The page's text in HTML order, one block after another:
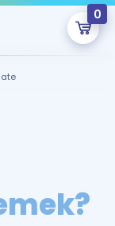
0
eğitim seni